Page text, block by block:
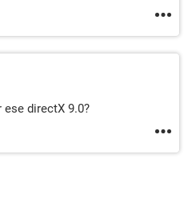
ese directX 9.0?